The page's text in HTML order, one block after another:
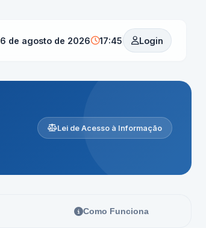
6 de agosto de 2026 17:45 Login
Lei de Acesso à Informação
Como Funciona